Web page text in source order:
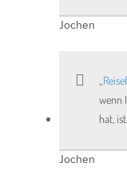
Jochen
wenn
hat, ist
Jochen